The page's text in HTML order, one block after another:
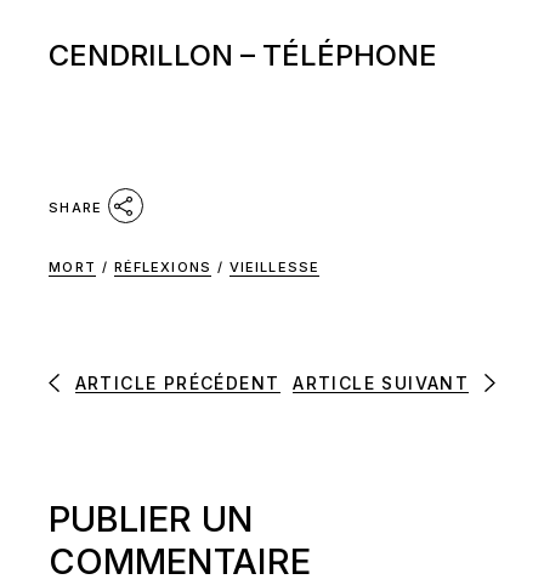
CENDRILLON – TÉLÉPHONE
SHARE
MORT / RÉFLEXIONS / VIEILLESSE
ARTICLE PRÉCÉDENT ARTICLE SUIVANT
PUBLIER UN
COMMENTAIRE